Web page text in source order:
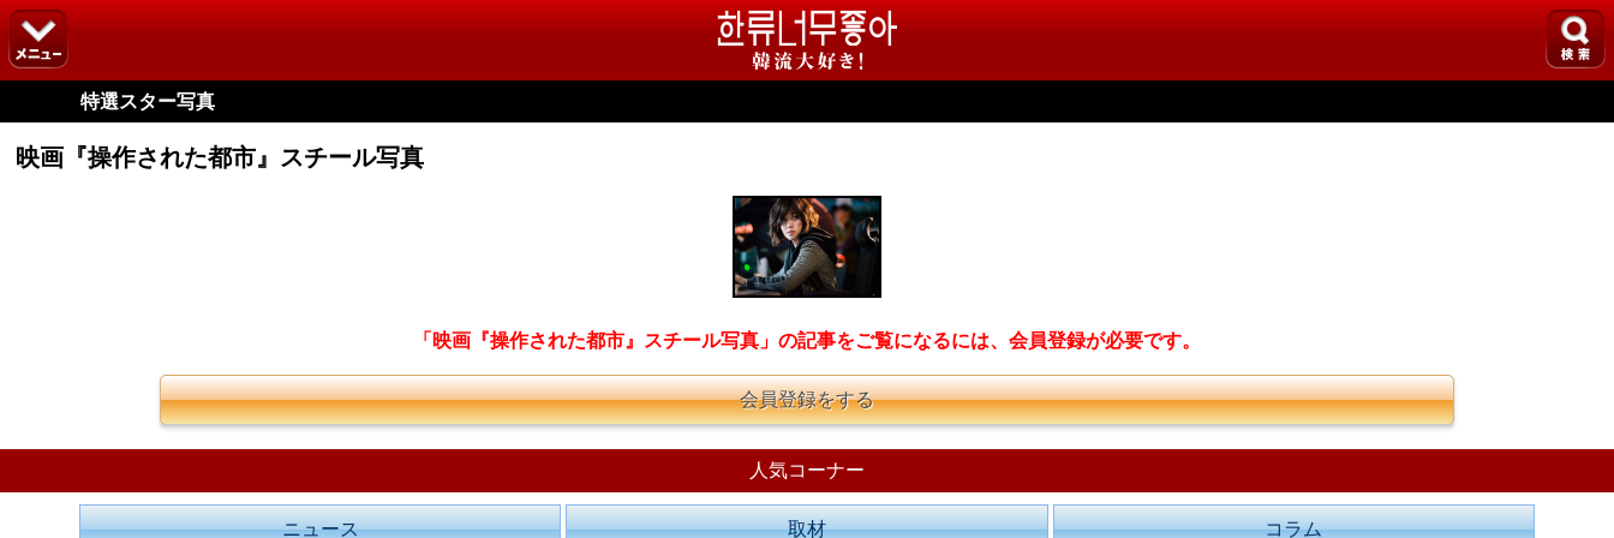
特選スター写真
映画『操作された都市』スチール写真
「映画『操作された都市』スチール写真」の記事をご覧になるには、会員登録が必要です。
会員登録をする
人気コーナー
ニュース 取材 コラム